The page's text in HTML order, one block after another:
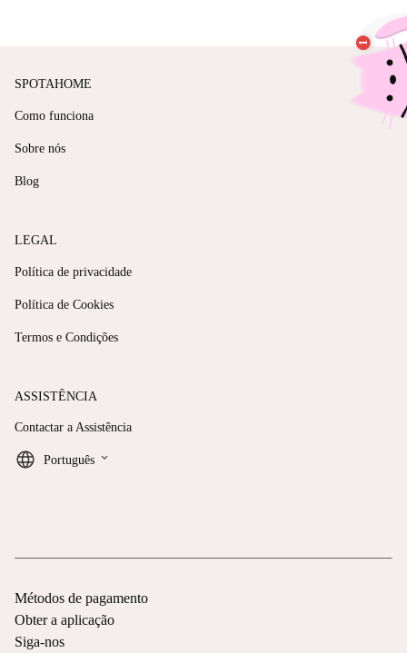
SPOTAHOME
Como funciona
Sobre nós
Blog
LEGAL
Política de privacidade
Política de Cookies
Termos e Condições
ASSISTÊNCIA
Contactar a Assistência
Português keyboard_arrow_down
Métodos de pagamento
Obter a aplicação
Siga-nos